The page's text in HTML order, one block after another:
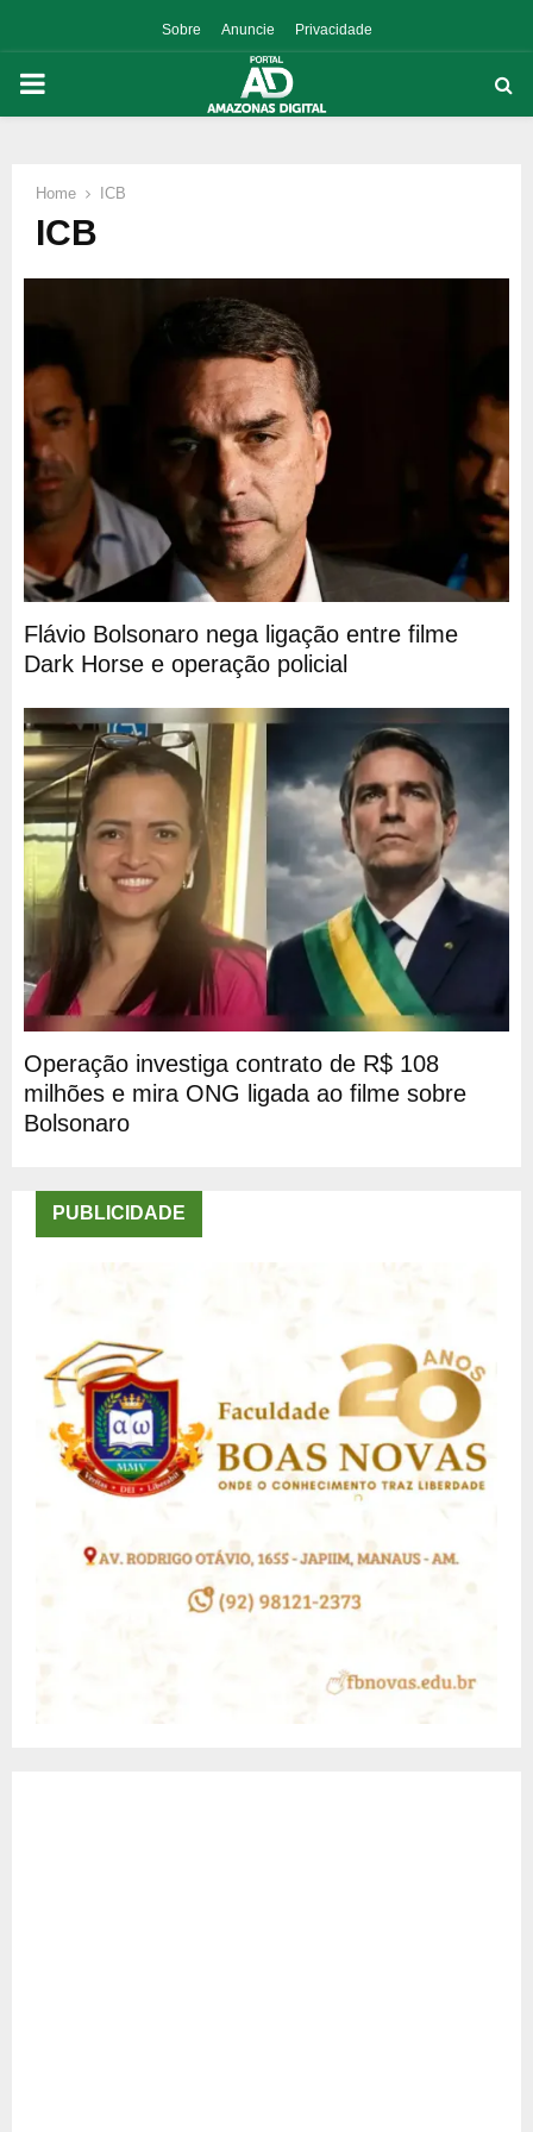
Sobre Anuncie Privacidade
PRIMARY
Home ICB
ICB
Flávio Bolsonaro nega ligação entre filme
Dark Horse e operação policial
Operação investiga contrato de R$ 108
milhões e mira ONG ligada ao filme sobre
Bolsonaro
PUBLICIDADE